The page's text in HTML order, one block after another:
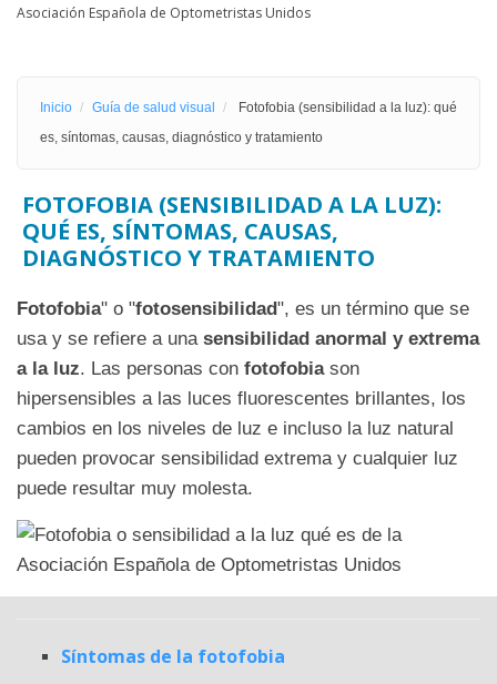
Asociación Española de Optometristas Unidos
Inicio Guía de salud visual
Fotofobia (sensibilidad a la luz): qué
es, síntomas, causas, diagnóstico y tratamiento
FOTOFOBIA (SENSIBILIDAD A LA LUZ):
QUÉ ES, SÍNTOMAS, CAUSAS,
DIAGNÓSTICO Y TRATAMIENTO
Fotofobia" o "fotosensibilidad", es un término que se
usa y se refiere a una sensibilidad anormal y extrema
a la luz. Las personas con fotofobiason
hipersensibles a las luces fluorescentes brillantes, los
cambios en los niveles de luz e incluso la luz natural
pueden provocar sensibilidad extrema y cualquier luz
puede resultar muy molesta.
Síntomas de la fotofobia